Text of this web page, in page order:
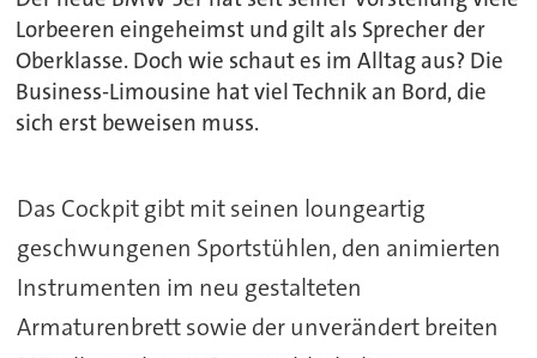
Lorbeeren eingeheimst und gilt als Sprecher der
Oberklasse. Doch wie schaut es im Alltag aus? Die
Business-Limousine hat viel Technik an Bord, die
sich erst beweisen muss.
Das Cockpit gibt mit seinen loungeartig
geschwungenen Sportstühlen, den animierten
Instrumenten im neu gestalteten
Armaturenbrett sowie der unverändert breiten